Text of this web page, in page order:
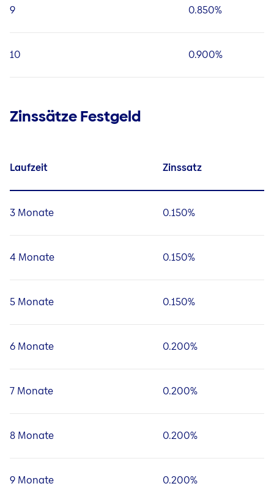
9 0.850%
10 0.900%
Zinssätze Festgeld
Laufzeit Zinssatz
3 Monate 0.150%
4 Monate 0.150%
5 Monate 0.150%
6 Monate 0.200%
7 Monate 0.200%
8 Monate 0.200%
9 Monate 0.200%